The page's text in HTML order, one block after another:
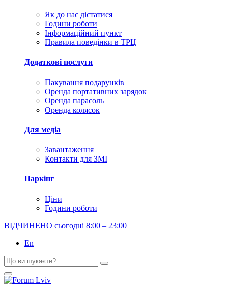
Як до нас дістатися
Години роботи
Інформаційний пункт
Правила поведінки в ТРЦ
Додаткові послуги
Пакування подарунків
Оренда портативних зарядок
Оренда парасоль
Оренда колясок
Для медіа
Завантаження
Контакти для ЗМІ
Паркінг
Ціни
Години роботи
ВІДЧИНЕНО сьогодні 8:00 – 23:00
En